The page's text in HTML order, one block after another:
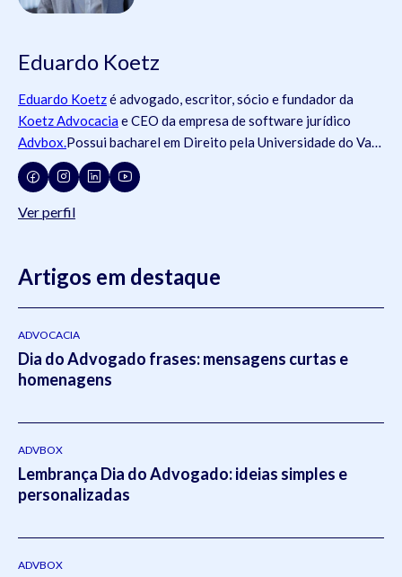
Eduardo Koetz
Eduardo Koetzé advogado, escritor, sócio e fundador da
Koetz Advocacia e CEO da empresa de software jurídico
Advbox.Possui bacharel em Direito pela Universidade do Vale
do Rio dos Sinos (Unisinos
dos Advogados do Brasil
73.409, OAB/PR 72.951, OAB/SP 435.266, OAB/MG
graduado em Direito do Trabalho pela
do Rio Grande do Sul
(2011- 2012) e em Direito Tributário
- 2014).Atua como um dos principais gestores da Koetz
Advocacia realizando a supervisão e liderança em todos os
setores do escritório.Em 2021, Eduardo publicou o livro
pela editoraViseu.
Ver perfil
Artigos em destaque
ADVOCACIA
Dia do Advogado frases: mensagens curtas e
homenagens
ADVBOX
Lembrança Dia do Advogado: ideias simples e
personalizadas
ADVBOX